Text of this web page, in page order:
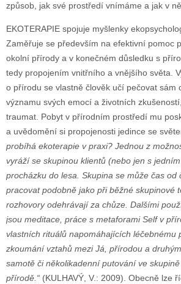
způsob, jak své prostředí vnímáme a jak v
EKOTERAPIE spojuje myšlenky
Zaměřuje se především na efektivní pomoc
okolní přírody a v konečném důsledku s
tedy propojením vnitřního a vnějšího světa.
o přírodu se vlastně člověk učí pečovat sám
významu svých emocí a životních
traumat. Pobyt v přírodním prostředí mu
a uvědomění si propojenosti jedince se
probíhá ekoterapie v praxi? Jednou z
vyráží se skupinou klientů (nebo jen s
procházku do lesa. Skupina se může čas od
pracovat podobně jako při běžné skupinové
rozhovory odehrávají za chůze. Dalšími
jsou meditace, práce s metaforami Self v
vlastních rituálů napomáhajících léčebnému
zkoumání vztahů mezi Já, přírodou a
samotě či několikadenní putování ve
přírodě.“ (KULHAVÝ, V.: 2009). Obecně lze